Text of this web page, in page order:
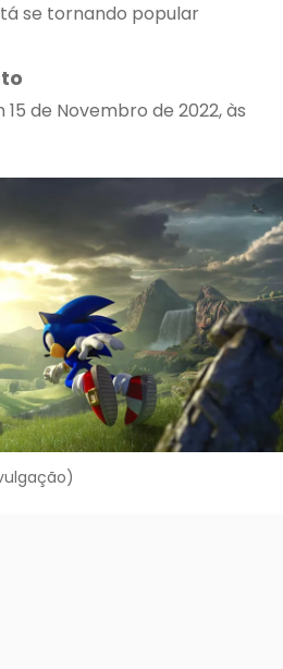
se tornando popular
15 de Novembro de 2022, às